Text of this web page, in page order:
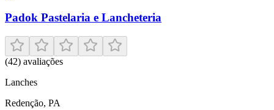
Padok Pastelaria e Lancheteria
(42) avaliações
Lanches
Redenção, PA